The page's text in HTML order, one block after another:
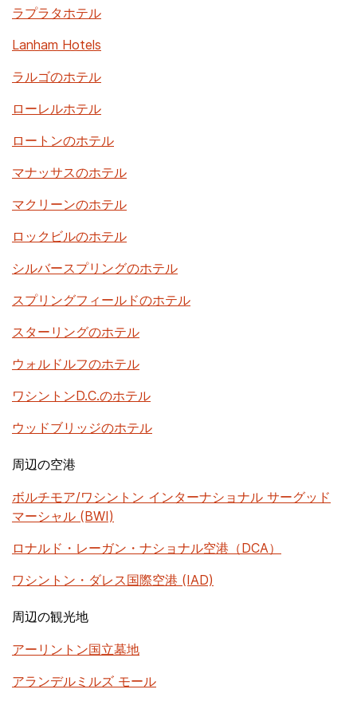
ラプラタホテル
Lanham Hotels
ラルゴのホテル
ローレルホテル
ロートンのホテル
マナッサスのホテル
マクリーンのホテル
ロックビルのホテル
シルバースプリングのホテル
スプリングフィールドのホテル
スターリングのホテル
ウォルドルフのホテル
ワシントンD.C.のホテル
ウッドブリッジのホテル
周辺の空港
ボルチモア/ワシントン インターナショナル サーグッド
マーシャル (BWI)
ロナルド・レーガン・ナショナル空港（DCA）
ワシントン・ダレス国際空港 (IAD)
周辺の観光地
アーリントン国立墓地
アランデルミルズ モール